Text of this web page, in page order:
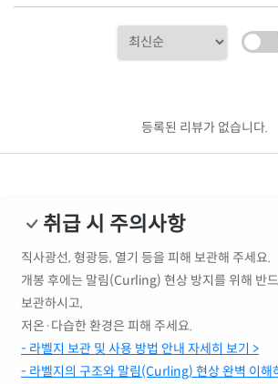
등록된 리뷰가 없습니다.
취급 시 주의사항
직사광선, 형광등, 열기 등을 피해 보관해 주세요.
개봉 후에는 말림(Curling) 현상 방지를 위해 반
보관하시고,
저온·다습한 환경은 피해 주세요.
- 라벨지 보관 및 사용 방법 안내 자세히 보기 >
- 라벨지의 구조와 말림(Curling) 현상 완벽 이해